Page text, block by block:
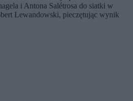
i Antona Salétrosa do siatki w
Lewandowski, pieczętując wynik